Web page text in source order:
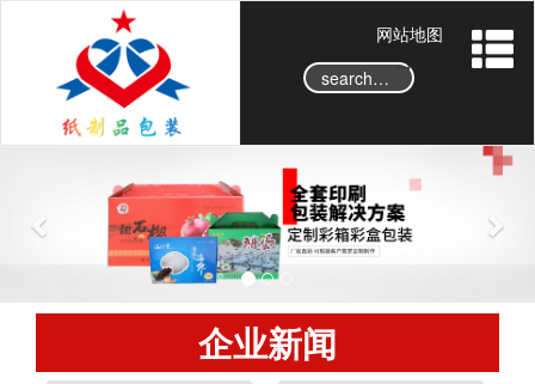
网站地图
→
e
N
x
企业新闻